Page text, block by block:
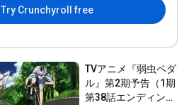
Try Crunchyroll free
TVアニメ『弱虫ペダ
ル』第2期予告（1期
第38話エンディング